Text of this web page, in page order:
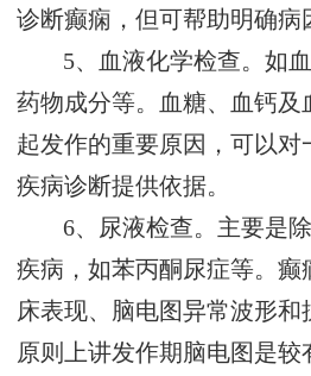
诊断癫痫，但可帮助明确病
5、血液化学检查。如
药物成分等。血糖、血钙及
起发作的重要原因，可以对
疾病诊断提供依据。
6、尿液检查。主要是
疾病，如苯丙酮尿症等。癫
床表现、脑电图异常波形和
原则上讲发作期脑电图是较